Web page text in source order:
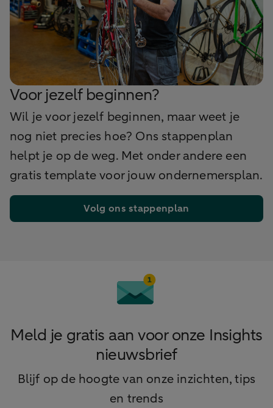
Voor jezelf beginnen?
Wil je voor jezelf beginnen, maar weet je
nog niet precies hoe? Ons stappenplan
helpt je op de weg. Met onder andere een
gratis template voor jouw ondernemersplan.
Volg ons stappenplan
Meld je gratis aan voor onze Insights
nieuwsbrief
Blijf op de hoogte van onze inzichten, tips
en trends